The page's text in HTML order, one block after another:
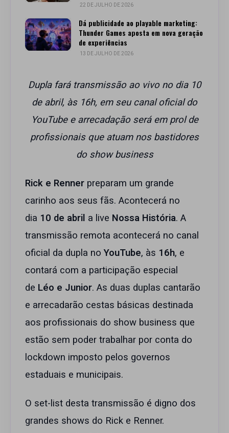
22 DE JULHO DE 2026
Dá publicidade ao playable marketing:
Thunder Games aposta em nova geração
de experiências
13 DE JULHO DE 2026
Dupla fará transmissão ao vivo no dia 10
de abril, às 16h, em seu canal oficial do
YouTube e arrecadação será em prol de
profissionais que atuam nos bastidores
do show business
Rick e Renner preparam um grande
carinho aos seus fãs. Acontecerá no
dia 10 de abril a live Nossa História. A
transmissão remota acontecerá no canal
oficial da dupla noYouTube, às 16h, e
contará com a participação especial
de Léo e Junior. As duas duplas cantarão
e arrecadarão cestas básicas destinada
aos profissionais do show business que
estão sem poder trabalhar por conta do
lockdown imposto pelos governos
estaduais e municipais.
O set-list desta transmissão é digno dos
grandes shows do Rick e Renner.